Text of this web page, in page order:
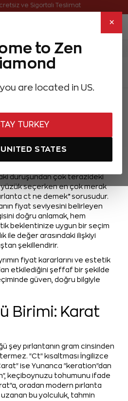
×
to Zen
are located in US.
TURKEY
STATES
ve Sigortalı Teslimat
Çok Satanlar Hediye Önerileri
Demek?
ağırlığını ifade eden
Mücevher dünyasına adım
o meşhur 'ct' kısaltması, aslında
duruşundan çok terazideki
yüzük seçerken en çok merak
ct ne demek” sorusudur.
fiyat seviyesini belirleyen
doğru anlamak, hem
beklentinize uygun bir seçim
ile değer arasındaki ilişkiyi
şekillendirir.
fiyat kararlarını ve estetik
etkilediğini şeffaf bir şekilde
güven, doğru bilgiyle
Birimi: Karat
şey pırlantanın gram cinsinden
"Ct" kısaltması İngilizce
ise Yunanca "keration"dan
keçiboynuzu tohumunu ifade
oradan modern pırlanta
bu yolculuk, tahmin